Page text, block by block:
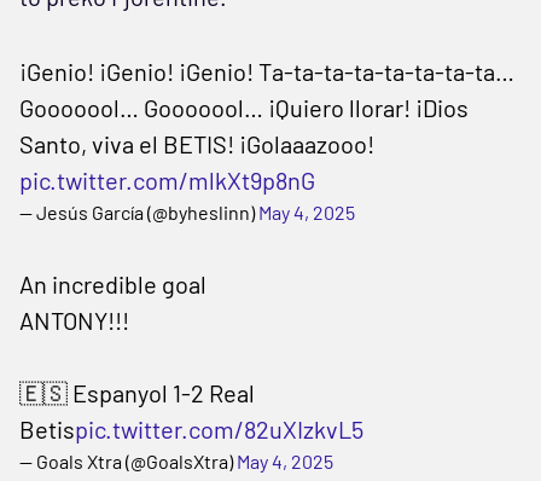
¡Genio! ¡Genio! ¡Genio! Ta-ta-ta-ta-ta-ta-ta-ta…
Gooooool… Gooooool… ¡Quiero llorar! ¡Dios
Santo, viva el BETIS! ¡Golaaazooo!
pic.twitter.com/mlkXt9p8nG
— Jesús García (@byheslinn)May 4, 2025
An incredible goal
ANTONY!!!
🇪🇸 Espanyol 1-2 Real
Betispic.twitter.com/82uXIzkvL5
— Goals Xtra (@GoalsXtra)May 4, 2025